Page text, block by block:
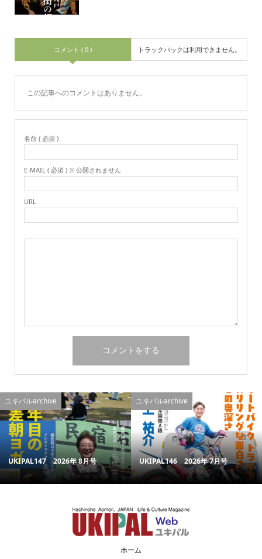
コメント ( 0 ) トラックバックは利用できません。
この記事へのコメントはありません。
名前 ( 必須 )
E-MAIL ( 必須 ) ※ 公開されません
URL
ユキパルarchive
UKIPAL147 2026年 8月号
ユキパルarchive
UKIPAL146 2026年 7月号
ホーム